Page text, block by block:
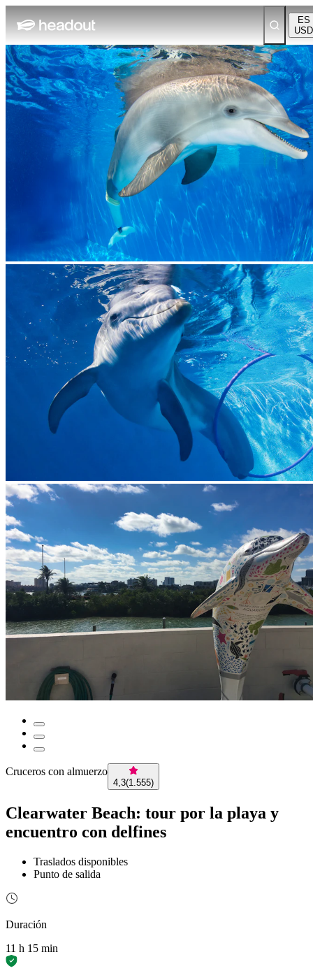
ES
USD
Cruceros con almuerzo
4,3(1.555)
Clearwater Beach: tour por la playa y
encuentro con delfines
Traslados disponibles
Punto de salida
Duración
11 h 15 min